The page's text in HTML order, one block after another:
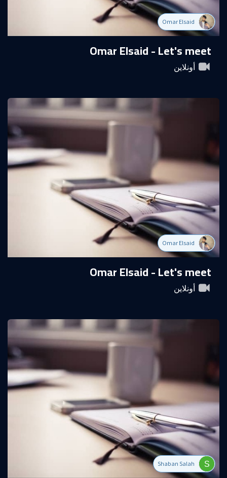
Omar Elsaid
Omar Elsaid - Let's meet
أونلاين
Omar Elsaid
Omar Elsaid - Let's meet
أونلاين
Shaban Salah